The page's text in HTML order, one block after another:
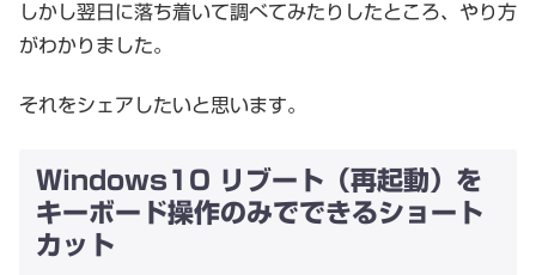
しかし翌日に落ち着いて調べてみたりしたところ、やり方
がわかりました。
それをシェアしたいと思います。
Windows10 リブート（再起動）を
キーボード操作のみでできるショート
カット